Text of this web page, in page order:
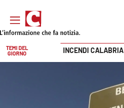
Vai
TEMI DEL
GIORNO
INCENDI CALABRIA